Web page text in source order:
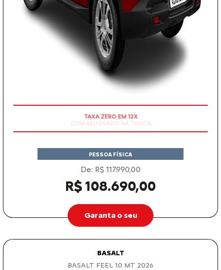
PESSOA FÍSICA
De: R$ 117.990,00
R$ 108.690,00
Garanta o seu
BASALT
BASALT FEEL 1.0 MT 2026